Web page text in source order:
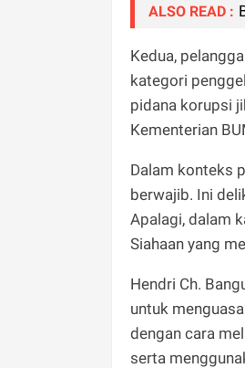
ALSO READ :
Kedua,
kategori
pidana korupsi
Kementerian
Dalam konteks
berwajib. Ini
Apalagi, dalam
Siahaan yang
Hendri Ch.
untuk
dengan cara
serta